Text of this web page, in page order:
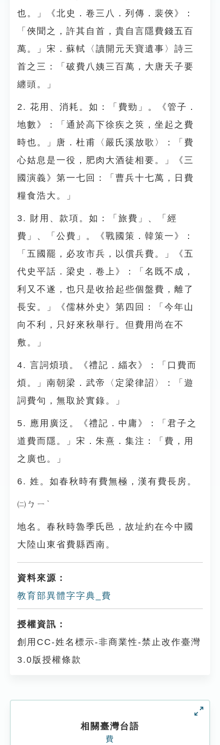
也。」《北史．卷三八．列傳．裴俠》：
「俠聞之，許其自首，貴自言隱費錢五百
萬。」宋．蘇軾〈讀開元天寶遺事〉詩三
首之三：「破費八姨三百萬，大唐天子要
纏頭。」
2. 花用、消耗。如：「費勁」。《管子．
地數》：「通於高下徐疾之筴，坐起之費
時也。」唐．杜甫〈嚴氏溪放歌〉：「費
心姑息是一役，肥肉大酒徒相要。」《三
國演義》第一七回：「曹兵十七萬，日費
糧食浩大。」
3. 財用、款項。如：「旅費」、「經
費」、「公費」。《戰國策．韓策一》：
「五國罷，必攻市兵，以償兵費。」《五
代史平話．梁史．卷上》：「名既不成，
利又不遂，也只是收拾起些個盤費，離了
長安。」《儒林外史》第四回：「今年山
向不利，只好來秋舉行。但費用尚在不
敷。」
4. 言詞煩瑣。《禮記．緇衣》：「口費而
煩。」南朝梁．武帝〈定梁律詔〉：「遊
詞費句，無取於實錄。」
5. 應用廣泛。《禮記．中庸》：「君子之
道費而隱。」宋．朱熹．集注：「費，用
之廣也。」
6. 姓。如春秋時有費無極，漢有費長房。
㈡ㄅㄧˋ
地名。春秋時魯季氏邑，故址約在今中國
大陸山東省費縣西南。
資料來源：
教育部異體字字典_費
授權資訊：
創用CC-姓名標示-非商業性-禁止改作臺灣
3.0版授權條款
相關臺灣台語
費